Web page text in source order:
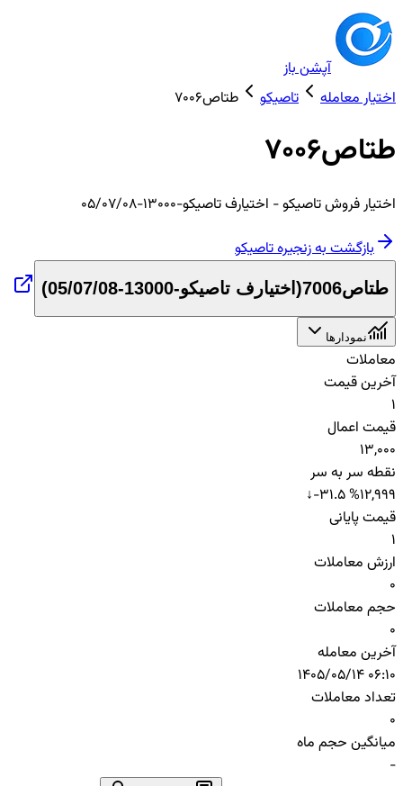
آپشن باز
اختیار معامله
تاصیکو طتاص7006
طتاص7006
اختیارفروشتاصیکو- اختیارف تاصیکو-13000-05/07/08
بازگشت به زنجیرهتاصیکو
طتاص7006 ( اختیارف تاصیکو-13000-05/07/08 )
نمودارها
معاملات
آخرین قیمت
1
قیمت اعمال
13,000
نقطه سر به سر
12,999
↓-31.5 %
قیمت پایانی
1
ارزش معاملات
0
حجم معاملات
0
آخرین معامله
1405/05/14 06:10
تعداد معاملات
0
میانگین حجم ماه
-